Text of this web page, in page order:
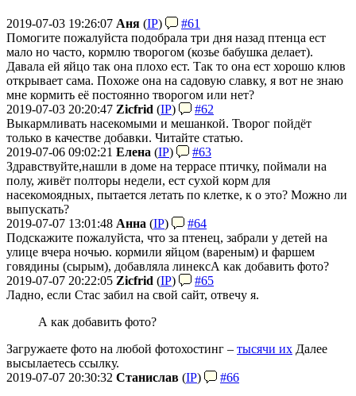
2019-07-03 19:26:07 Аня (IP)
#61
Помогите пожалуйста подобрала три дня назад птенца ест
мало но часто, кормлю творогом (козье бабушка делает).
Давала ей яйцо так она плохо ест. Так то она ест хорошо клюв
открывает сама. Похоже она на садовую славку, я вот не знаю
мне кормить её постоянно творогом или нет?
2019-07-03 20:20:47 Zicfrid (IP)
#62
Выкармливать насекомыми и мешанкой. Творог пойдёт
только в качестве добавки. Читайте статью.
2019-07-06 09:02:21 Елена (IP)
#63
Здравствуйте,нашли в доме на террасе птичку, поймали на
полу, живёт полторы недели, ест сухой корм для
насекомоядных, пытается летать по клетке, к о это? Можно ли
выпускать?
2019-07-07 13:01:48 Анна (IP)
#64
Подскажите пожалуйста, что за птенец, забрали у детей на
улице вчера ночью. кормили яйцом (вареным) и фаршем
говядины (сырым), добавляла линексА как добавить фото?
2019-07-07 20:22:05 Zicfrid (IP)
#65
Ладно, если Стас забил на свой сайт, отвечу я.
А как добавить фото?
Загружаете фото на любой фотохостинг – тысячи их Далее
высылаетесь ссылку.
2019-07-07 20:30:32 Станислав (IP)
#66